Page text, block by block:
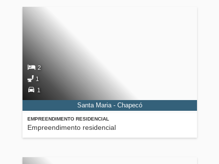
EMPREENDIMENTO RESIDENCIAL
Empreendimento residencial
2
1
1
Santa Maria - Chapecó